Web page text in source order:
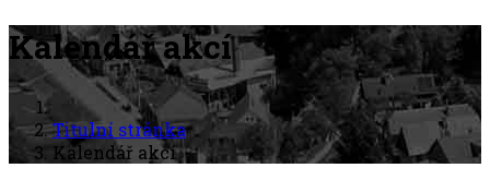
Kalendář akcí
Titulní stránka
Kalendář akcí